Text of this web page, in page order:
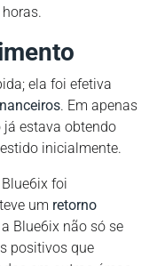
ela foi efetiva
. Em apenas
já estava obtendo
inicialmente.
foi
um retorno
Blue6ix não só se
positivos que